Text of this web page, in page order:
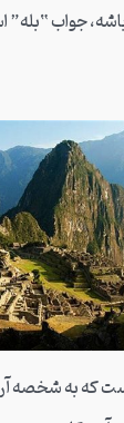
جواب
که به شخصه